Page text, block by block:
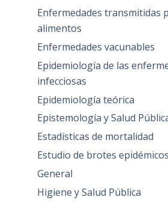
Enfermedades transmitidas
alimentos
Enfermedades vacunables
Epidemiología de las
infecciosas
Epidemiología teórica
Epistemología y Salud
Estadísticas de mortalidad
Estudio de brotes epidémicos
General
Higiene y Salud Pública